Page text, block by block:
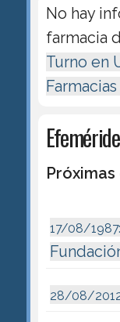
No hay
farmacia
Turno en
17/08/1987:
28/08/